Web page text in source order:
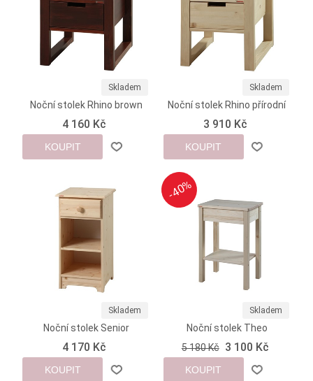
Skladem
Noční stolek Rhino brown
4 160 Kč
KOUPIT
Skladem
Noční stolek Rhino přírodní
3 910 Kč
KOUPIT
Skladem
Noční stolek Senior
4 170 Kč
KOUPIT
-40%
-40%
Skladem
Noční stolek Theo
5 180 Kč 3 100 Kč
KOUPIT